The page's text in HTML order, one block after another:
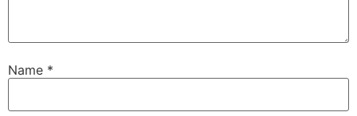
Name *